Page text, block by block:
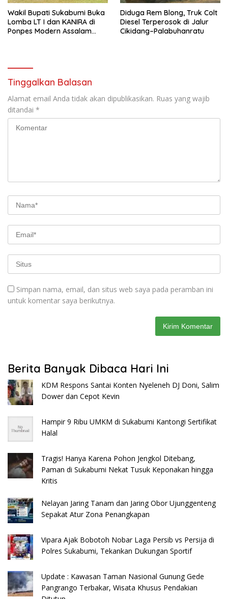
Wakil Bupati Sukabumi Buka
Lomba LT I dan KANIRA di
Ponpes Modern Assalam
Diduga Rem Blong, Truk Colt
Diesel Terperosok di Jalur
Cikidang–Palabuhanratu
Tinggalkan Balasan
Alamat email Anda tidak akan dipublikasikan. Ruas yang wajib
ditandai *
Simpan nama, email, dan situs web saya pada peramban ini
untuk komentar saya berikutnya.
Berita Banyak Dibaca Hari Ini
KDM Respons Santai Konten Nyeleneh DJ Doni, Salim
Dower dan Cepot Kevin
Hampir 9 Ribu UMKM di Sukabumi Kantongi Sertifikat
Halal
Tragis! Hanya Karena Pohon Jengkol Ditebang,
Paman di Sukabumi Nekat Tusuk Keponakan hingga
Kritis
Nelayan Jaring Tanam dan Jaring Obor Ujunggenteng
Sepakat Atur Zona Penangkapan
Vipara Ajak Bobotoh Nobar Laga Persib vs Persija di
Polres Sukabumi, Tekankan Dukungan Sportif
Update : Kawasan Taman Nasional Gunung Gede
Pangrango Terbakar, Wisata Khusus Pendakian